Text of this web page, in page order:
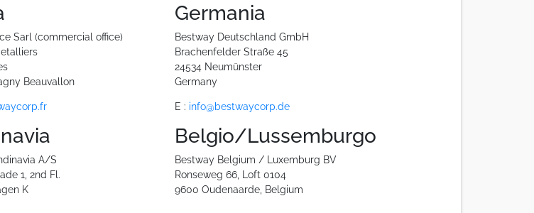
Sarl (commercial office)
Beauvallon
Germania
Bestway Deutschland GmbH
Brachenfelder Straße 45
24534 Neumünster
Germany
E : info@bestwaycorp.de
A/S
1, 2nd Fl.
K
Belgio/Lussemburgo
Bestway Belgium / Luxemburg BV
Ronseweg 66, Loft 0104
9600 Oudenaarde, Belgium